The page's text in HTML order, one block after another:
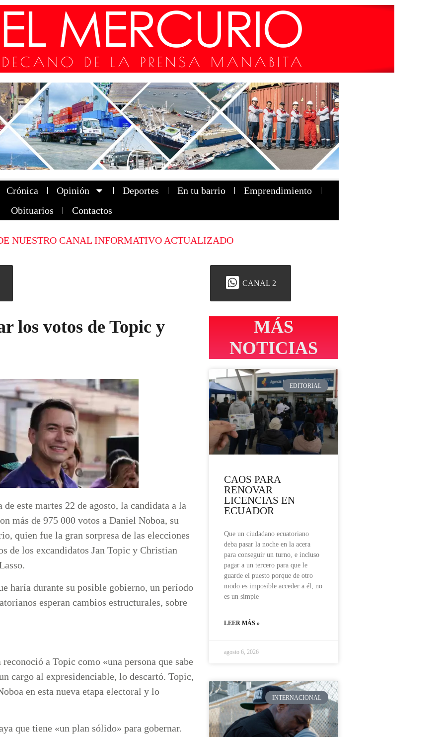
Crónica Opinión Deportes En tu barrio
Emprendimiento
Obituarios
Contactos
NUESTRO CANAL INFORMATIVO ACTUALIZADO
CANAL 2
los votos de Topic y
este martes 22 de agosto, la candidata a la
más de 975 000 votos a Daniel Noboa, su
quien fue la gran sorpresa de las elecciones
de los excandidatos Jan Topic y Christian
haría durante su posible gobierno, un período
esperan cambios estructurales, sobre
a Topic como «una persona que sabe
cargo al expresidenciable, lo descartó. Topic,
en esta nueva etapa electoral y lo
que tiene «un plan sólido» para gobernar.
MÁS
NOTICIAS
EDITORIAL
CAOS PARA
RENOVAR
LICENCIAS EN
ECUADOR
Que un ciudadano ecuatoriano
deba pasar la noche en la acera
para conseguir un turno, e incluso
pagar a un tercero para que le
guarde el puesto porque de otro
modo es imposible acceder a él, no
es un simple
LEER MÁS »
agosto 6, 2026
INTERNACIONAL